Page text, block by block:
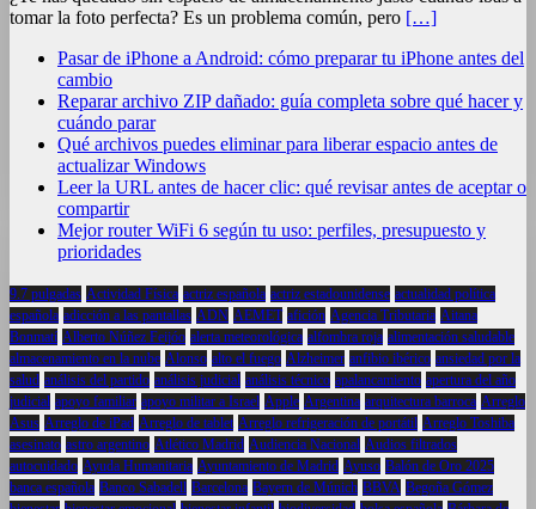
tomar la foto perfecta? Es un problema común, pero […]
Pasar de iPhone a Android: cómo preparar tu iPhone antes del
cambio
Reparar archivo ZIP dañado: guía completa sobre qué hacer y
cuándo parar
Qué archivos puedes eliminar para liberar espacio antes de
actualizar Windows
Leer la URL antes de hacer clic: qué revisar antes de aceptar o
compartir
Mejor router WiFi 6 según tu uso: perfiles, presupuesto y
prioridades
9.7 pulgadas Actividad Física actriz española actriz estadounidense actualidad política
española adicción a las pantallas ADN AEMET afición Agencia Tributaria Aitana
Bonmatí Alberto Núñez Feijóo alerta meteorológica alfombra roja alimentación saludable
almacenamiento en la nube Alonso alto el fuego Alzheimer anfibio ibérico ansiedad por la
salud análisis del partido análisis judicial análisis técnico apalancamiento apertura del año
judicial apoyo familiar apoyo militar a Israel Apple Argentina arquitectura barroca Arreglo
Asus Arreglo de iPad Arreglo de tablet Arreglo refrigeración de portátil Arreglo Toshiba
asesinato astro argentino Atlético Madrid Audiencia Nacional Audios filtrados
autocuidado Ayuda Humanitaria Ayuntamiento de Madrid Ayuso Balón de Oro 2025
banca española Banco Sabadell Barcelona Bayern de Múnich BBVA Begoña Gómez